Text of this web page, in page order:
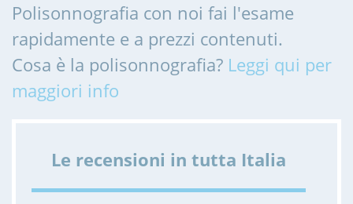
Polisonnografia con noi fai l'esame
rapidamente e a prezzi contenuti.
Cosa è la polisonnografia? Leggi qui per
maggiori info
Le recensioni in tutta Italia